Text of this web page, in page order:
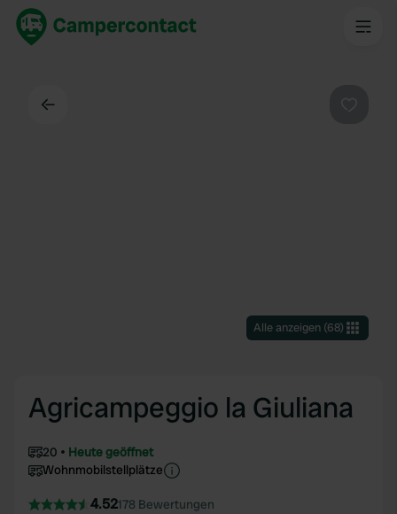
Alle anzeigen(68)
Agricampeggio la Giuliana
20
Heute geöffnet
Wohnmobilstellplätze
4.52178 Bewertungen